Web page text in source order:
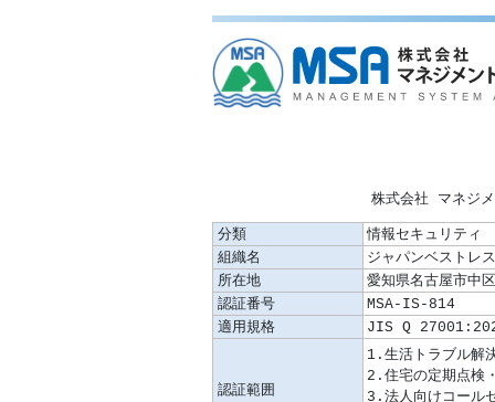
株式会社 マネジ
分類
情報セキュリティ
組織名
ジャパンベストレ
所在地
愛知県名古屋市中
認証番号
MSA-IS-814
適用規格
JIS Q
認証範囲